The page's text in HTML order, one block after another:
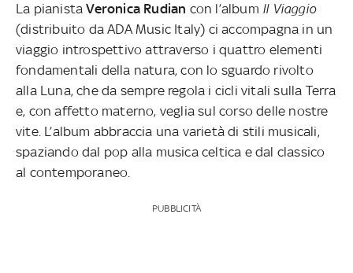
La pianistaVeronica Rudian con l’album Il Viaggio
(distribuito da ADA Music Italy) ci accompagna in un
viaggio introspettivo attraverso i quattro elementi
fondamentali della natura, con lo sguardo rivolto
alla Luna, che da sempre regola i cicli vitali sulla Terra
e, con affetto materno, veglia sul corso delle nostre
vite. L’album abbraccia una varietà di stili musicali,
spaziando dal pop alla musica celtica e dal classico
al contemporaneo.
PUBBLICITÀ